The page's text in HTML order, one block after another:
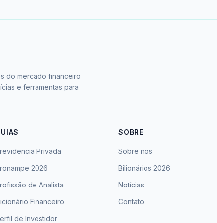
do mercado financeiro
e ferramentas para
Privada
2026
de Analista
Financeiro
de Investidor
SOBRE
Sobre nós
Bilionários 2026
Notícias
Contato